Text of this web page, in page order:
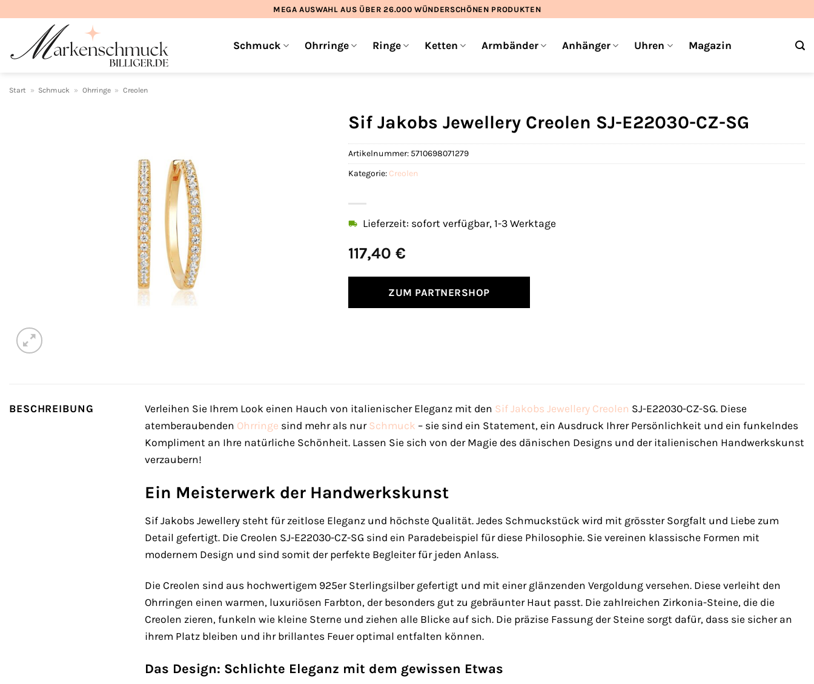
springen
MEGA AUSWAHL AUS ÜBER 26.000 WÜNDERSCHÖNEN PRODUKTEN
Schmuck Ohrringe Ringe Ketten Armbänder Anhänger Uhren Magazin
Start » Schmuck » Ohrringe » Creolen
Sif Jakobs Jewellery Creolen SJ-E22030-CZ-SG
117,40 €
Lieferzeit: sofort verfügbar, 1-3 Werktage
ZUM PARTNERSHOP
Artikelnummer: 5710698071279
Kategorie: Creolen
BESCHREIBUNG Verleihen Sie Ihrem Look einen Hauch von italienischer Eleganz mit den Sif Jakobs Jewellery Creolen SJ-E22030-CZ-SG. Diese
atemberaubenden Ohrringe sind mehr als nur Schmuck – sie sind ein Statement, ein Ausdruck Ihrer Persönlichkeit und ein funkelndes
Kompliment an Ihre natürliche Schönheit. Lassen Sie sich von der Magie des dänischen Designs und der italienischen Handwerkskunst
verzaubern!
Ein Meisterwerk der Handwerkskunst
Sif Jakobs Jewellery steht für zeitlose Eleganz und höchste Qualität. Jedes Schmuckstück wird mit grösster Sorgfalt und Liebe zum
Detail gefertigt. Die Creolen SJ-E22030-CZ-SG sind ein Paradebeispiel für diese Philosophie. Sie vereinen klassische Formen mit
modernem Design und sind somit der perfekte Begleiter für jeden Anlass.
Die Creolen sind aus hochwertigem 925er Sterlingsilber gefertigt und mit einer glänzenden Vergoldung versehen. Diese verleiht den
Ohrringen einen warmen, luxuriösen Farbton, der besonders gut zu gebräunter Haut passt. Die zahlreichen Zirkonia-Steine, die die
Creolen zieren, funkeln wie kleine Sterne und ziehen alle Blicke auf sich. Die präzise Fassung der Steine sorgt dafür, dass sie sicher an
ihrem Platz bleiben und ihr brillantes Feuer optimal entfalten können.
Das Design: Schlichte Eleganz mit dem gewissen Etwas